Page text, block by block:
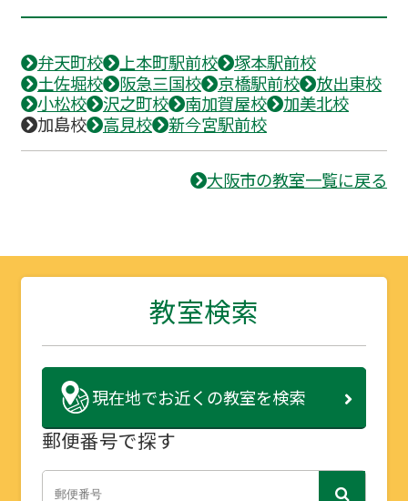
弁天町校 上本町駅前校
塚本駅前校
土佐堀校
阪急三国校 京橋駅前校
放出東校
小松校
沢之町校 南加賀屋校
加美北校
加島校
高見校 新今宮駅前校
大阪市の教室一覧に戻る
教室検索
現在地でお近くの教室を検索
郵便番号で探す